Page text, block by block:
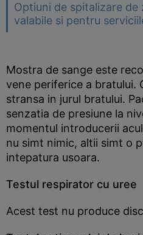
Optiuni de spitalizare de
valabile si pentru
Mostra de sange este
vene periferice a bratului.
stransa in jurul bratului.
senzatia de presiune la
momentul introducerii
nu simt nimic, altii simt o
intepatura usoara.
Testul respirator cu uree
Acest test nu produce